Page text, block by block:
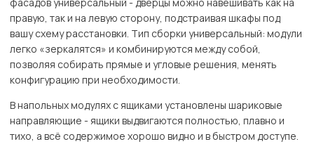
правую, так и на левую сторону, подстраивая шкафы под
вашу схему расстановки. Тип сборки универсальный: модули
легко «зеркалятся» и комбинируются между собой,
позволяя собирать прямые и угловые решения, менять
конфигурацию при необходимости.
В напольных модулях с ящиками установлены шариковые
направляющие - ящики выдвигаются полностью, плавно и
тихо, а всё содержимое хорошо видно и в быстром доступе.